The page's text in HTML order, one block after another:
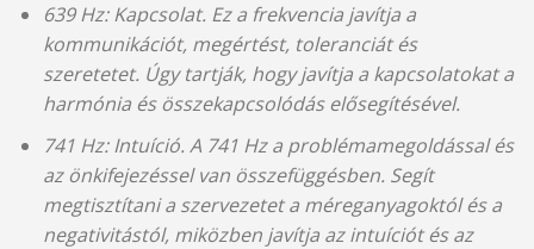
639 Hz: Kapcsolat. Ez a frekvencia javítja a
kommunikációt, megértést, toleranciát és
szeretetet. Úgy tartják, hogy javítja a kapcsolatokat a
harmónia és összekapcsolódás elősegítésével.
741 Hz: Intuíció. A 741 Hz a problémamegoldással és
az önkifejezéssel van összefüggésben. Segít
megtisztítani a szervezetet a méreganyagoktól és a
negativitástól, miközben javítja az intuíciót és az